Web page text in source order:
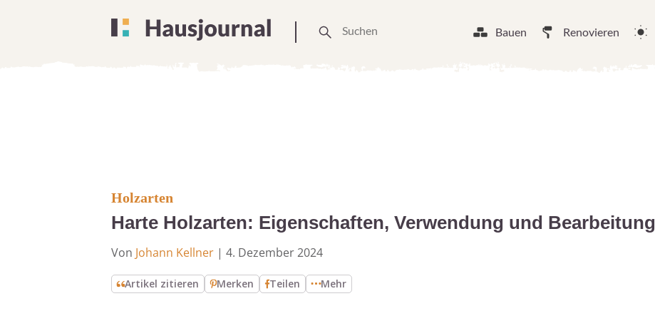
Bauen Renovieren
Holzarten
Harte Holzarten: Eigenschaften, Verwendung und Bearbeitung
Von Johann Kellner | 4. Dezember 2024
Artikel zitieren Merken Teilen Mehr